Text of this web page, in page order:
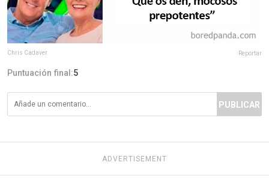
Chris Cadaver Reportar
Puntuación final:5
PUBLICAR
ADVERTISEMENT